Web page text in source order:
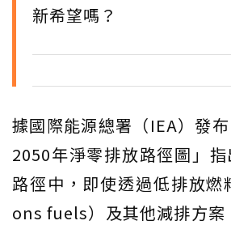
新希望嗎？
據國際能源總署（IEA）發
2050年淨零排放路徑圖」
路徑中，即使透過低排放
ons fuels）及其他減排方案